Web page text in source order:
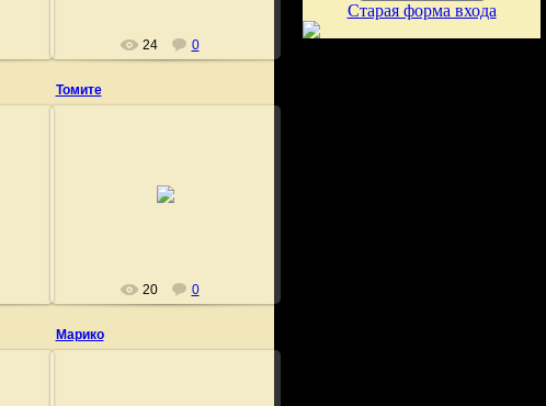
24 0
Томите
20 0
Марико
Старая форма входа